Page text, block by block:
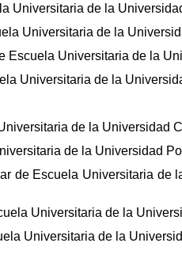
Universitaria de la
Universitaria de la
Escuela Universitaria de la
Universitaria de la
de la Universidad
de la Universidad
de Escuela Universitaria de
Universitaria de la
Universitaria de la